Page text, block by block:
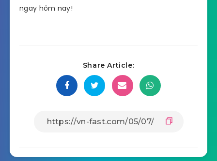
ngay hôm nay!
Share Article: